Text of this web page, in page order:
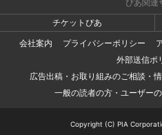
ぴあ関連
チケットぴあ
会社案内
プライバシーポリシー
外部送信ポ
広告出稿・お取り組みのご相談・
一般の読者の方・ユーザー
Copyright (C) PIA